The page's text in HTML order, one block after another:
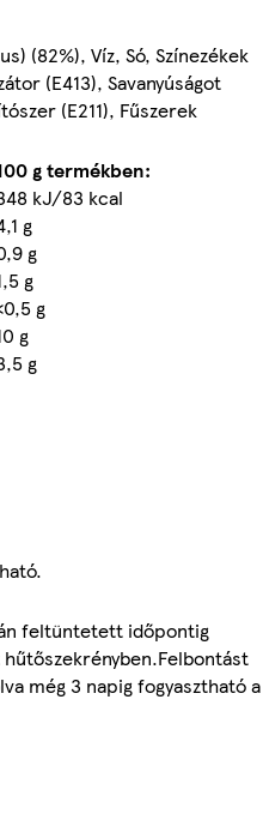
(82%), Víz, Só, Színezékek
(E413), Savanyúságot
(E211), Fűszerek
g termékben:
kJ/83 kcal
g
g
g
g
g
g
feltüntetett időpontig
még 3 napig fogyasztható a